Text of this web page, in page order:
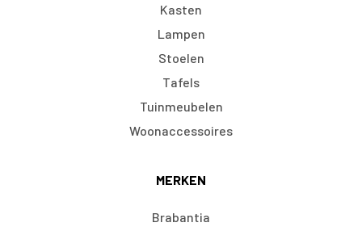
Kasten
Lampen
Stoelen
Tafels
Tuinmeubelen
Woonaccessoires
MERKEN
Brabantia